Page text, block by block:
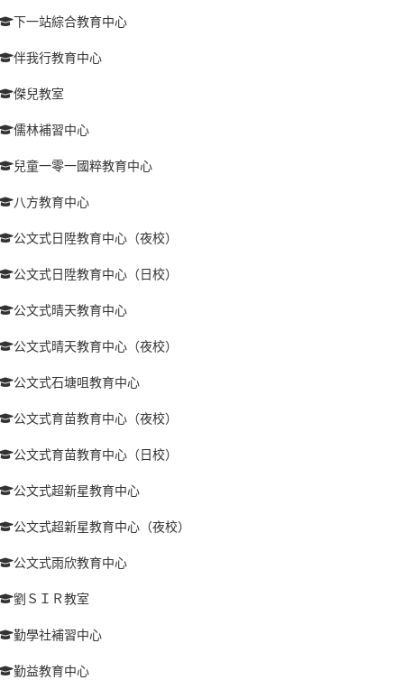
下一站綜合教育中心
伴我行教育中心
傑兒教室
儒林補習中心
兒童一零一國粹教育中心
八方教育中心
公文式日陞教育中心（夜校）
公文式日陞教育中心（日校）
公文式晴天教育中心
公文式晴天教育中心（夜校）
公文式石塘咀教育中心
公文式育苗教育中心（夜校）
公文式育苗教育中心（日校）
公文式超新星教育中心
公文式超新星教育中心（夜校）
公文式雨欣教育中心
劉ＳＩＲ教室
勤學社補習中心
勤益教育中心